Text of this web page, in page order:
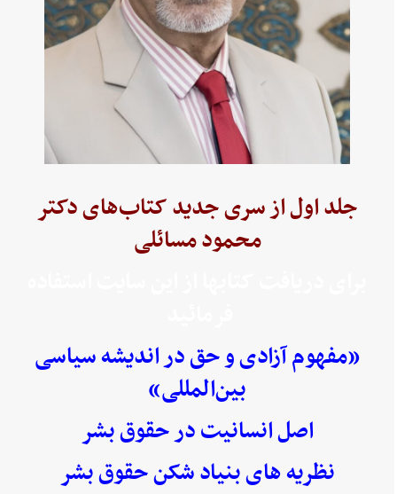
جلد اول از سری جدید کتاب‌های دکتر
محمود مسائلی
«مفهوم آزادی و حق در اندیشه سیاسی
بین‌المللی»
اصل انسانیت در حقوق بشر
نظریه های بنیاد شکن حقوق بشر